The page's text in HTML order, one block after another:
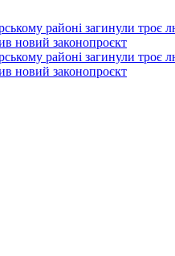
районі загинули троє
новий законопроєкт
районі загинули троє
новий законопроєкт